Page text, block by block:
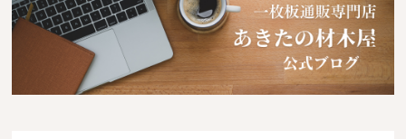
手作りオーダー家具
店舗案内
お問い合わせ